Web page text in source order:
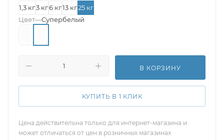
1,3 кг3 кг6 кг13 кг25 кг
Цвет—Супербелый
В КОРЗИНУ
КУПИТЬ В 1 КЛИК
Цена действительна только для интернет-магазина и
может отличаться от цен в розничных магазинах